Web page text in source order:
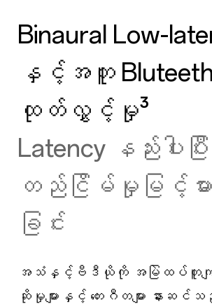
Binaural Low-
နှင့်အတူ
ထုတ်လွှင့်မှု³
Latency နည်းပါးပြီး
တည်ငြိမ်မှုမြင့်မား
ခြင်း
အသံနှင့်ဗီဒီယိုကို အမြဲထပ်တူကျစေပ
ဆိုမှုများနှင့် တေးဂီတများ နားဆ